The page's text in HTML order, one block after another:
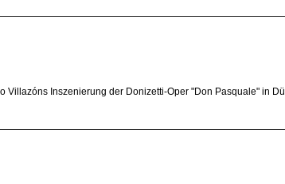
Inszenierung der Donizetti-Oper "Don Pasquale" in